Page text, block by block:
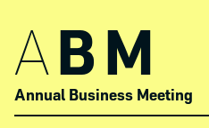
ABM
Annual Business Meeting